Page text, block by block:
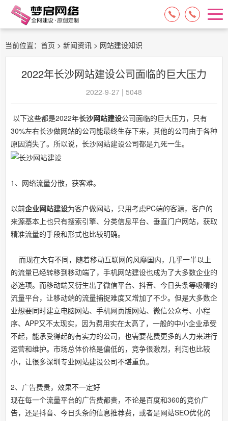
15084717329
当前位置： 首页 > 新闻资讯 > 网站建设知识
2022年长沙网站建设公司面临的巨大压力
2022-9-27 | 5048
以下这些都是2022年长沙网站建设公司面临的巨大压力，只有
30%左右长沙做网站的公司能最终生存下来，其他的公司由于各种
原因消失了。所以说，长沙网站建设公司都是九死一生。
1、网络流量分散，获客难。
以前企业网站建设为客户做网站，只用考虑PC端的客源，客户的
来源基本上也只有搜索引擎、分类信息平台、垂直门户网站，获取
精准流量的手段和形式也比较明确。
而现在大有不同，随着移动互联网的风靡国内，几乎一半以上
的流量已经转移到移动端了，手机网站建设也成为了大多数企业的
必选项。而移动端又衍生出了微信平台、抖音、今日头条等吸睛的
流量平台，让移动端的流量捕捉难度又增加了不少。但是大多数企
业想要同时建立电脑网站、手机网页版网站、微信公众号、小程
序、APP又不太现实，因为费用实在太高了，一般的中小企业承受
不起，能承受得起的有实力的公司，也需要花费更多的人力来进行
运营和维护。市场总体价格是偏低的，竞争很激烈，利润也比较
小，让很多深圳专业网站建设公司不堪重负。
2、广告费贵，效果不一定好
现在每一个流量平台的广告费都贵，不论是百度和360的竞价广
告，还是抖音、今日头条的信息推荐费，或者是网站SEO优化的